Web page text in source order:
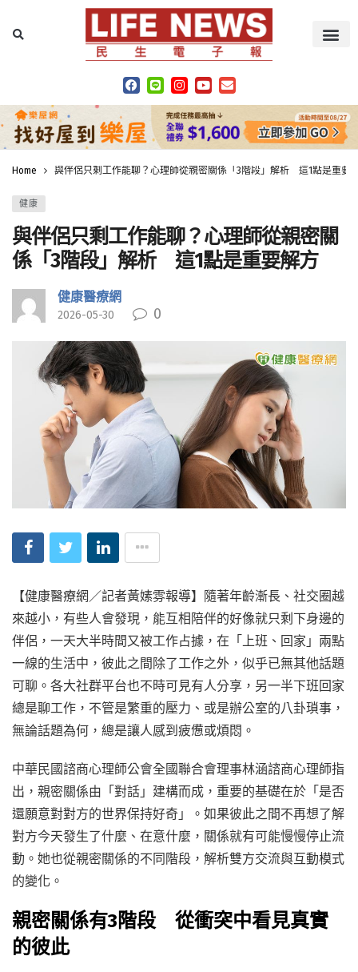
Home 與伴侶只剩工作能聊？心理師從親密關係「3階段」解析 這1點是重要
健康
與伴侶只剩工作能聊？心理師從親密關
係「3階段」解析 這1點是重要解方
健康醫療網
2026-05-30 0
【健康醫療網／記者黃嫊雰報導】隨著年齡漸長、社交圈越
來越小，有些人會發現，能互相陪伴的好像就只剩下身邊的
伴侶，一天大半時間又被工作占據，在「上班、回家」兩點
一線的生活中，彼此之間除了工作之外，似乎已無其他話題
可聊。各大社群平台也不時可見有人分享，另一半下班回家
總是聊工作，不管是繁重的壓力、或是辦公室的八卦瑣事，
無論話題為何，總是讓人感到疲憊或煩悶。
中華民國諮商心理師公會全國聯合會理事林涵諮商心理師指
出，親密關係由「對話」建構而成，重要的基礎在於「是否
還願意對對方的世界保持好奇」。如果彼此之間不再想了解
對方今天發生了什麼、在意什麼，關係就有可能慢慢停止流
動。她也從親密關係的不同階段，解析雙方交流與互動模式
的變化。
親密關係有3階段 從衝突中看見真實
的彼此